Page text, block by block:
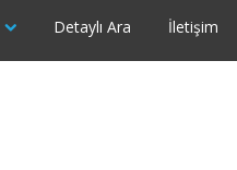
Detaylı Ara İletişim